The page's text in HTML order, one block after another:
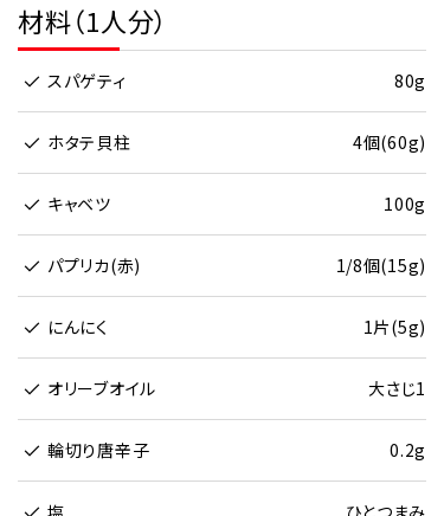
材料（1人分）
スパゲティ 80g
ホタテ貝柱 4個(60g)
キャベツ 100g
パプリカ(赤) 1/8個(15g)
にんにく 1片(5g)
オリーブオイル 大さじ1
輪切り唐辛子 0.2g